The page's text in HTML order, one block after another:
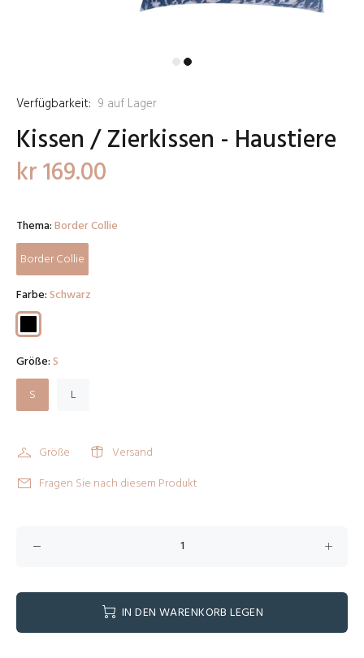
Verfügbarkeit: 9 auf Lager
Kissen / Zierkissen - Haustiere
kr 169.00
Thema:Border Collie
Border Collie
Farbe:Schwarz
Größe:S
S
L
Größe
Versand
Fragen Sie nach diesem Produkt
IN DEN WARENKORB LEGEN